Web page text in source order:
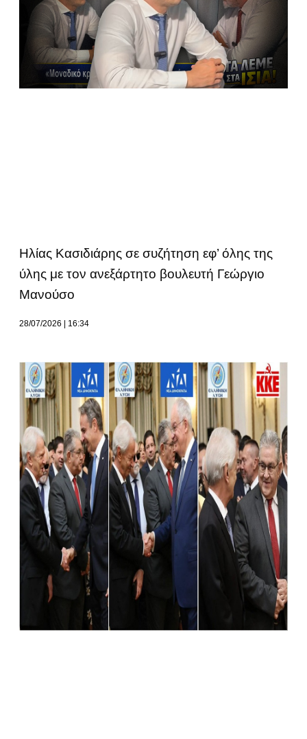
Ηλίας Κασιδιάρης σε συζήτηση εφ’ όλης της
ύλης με τον ανεξάρτητο βουλευτή Γεώργιο
Μανούσο
28/07/2026 16:34